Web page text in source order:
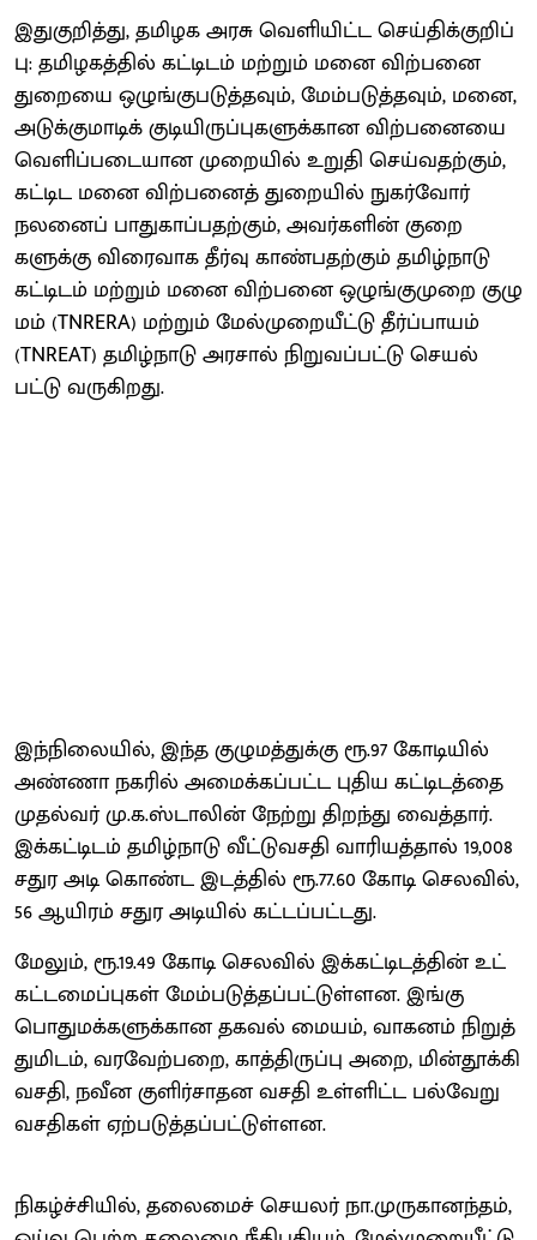
இதுகுறித்து, தமிழக அரசு வெளி​யிட்ட செய்​திக்​குறிப்​
பு: தமிழகத்​தில் கட்​டிடம் மற்​றும் மனை விற்​பனை
துறையை ஒழுங்​குபடுத்​த​வும், மேம்​படுத்​த​வும், மனை,
அடுக்​கு​மாடிக் குடி​யிருப்​பு​களுக்​கான விற்​பனையை
வெளிப்​படை​யான முறை​யில் உறு​தி​ செய்​வதற்​கும்,
கட்​டிட மனை விற்​பனைத் துறை​யில் நுகர்​வோர்
நலனைப் பாது​காப்​ப​தற்​கும், அவர்​களின் குறை​
களுக்கு விரை​வாக தீர்வு காண்​ப​தற்​கும் தமிழ்​நாடு
கட்​டிடம் மற்​றும் மனை விற்​பனை ஒழுங்​கு​முறை குழு​
மம் (TNRERA) மற்​றும் மேல்​முறை​யீட்டு தீர்ப்​பா​யம்
(TNREAT) தமிழ்​நாடு அரசால் நிறு​வப்​பட்டு செயல்​
பட்டு வரு​கிறது.
இந்​நிலை​யில், இந்த குழு​மத்​துக்கு ரூ.97 கோடி​யில்
அண்ணா நகரில் அமைக்​கப்​பட்ட புதிய கட்​டிடத்தை
முதல்​வர் மு.க.ஸ்​டா​லின் நேற்று திறந்து வைத்​தார்.
இக்​கட்​டிடம் தமிழ்​நாடு வீட்​டு​வசதி வாரி​யத்​தால் 19,008
சதுர அடி கொண்ட இடத்​தில் ரூ.77.60 கோடி செல​வில்,
56 ஆயிரம் சதுர அடி​யில் கட்​டப்​பட்​டது.
மேலும், ரூ.19.49 கோடி செல​வில் இக்​கட்​டிடத்​தின் உட்​
கட்​டமைப்​பு​கள் மேம்​படுத்​தப்​பட்​டுள்​ளன. இங்கு
பொது​மக்​களுக்​கான தகவல் மையம், வாக​னம் நிறுத்​
து​மிடம், வரவேற்​பறை, காத்​திருப்பு அறை, மின்​தூக்கி
வசதி, நவீன குளிர்​சாதன வசதி உள்​ளிட்ட பல்​வேறு
வசதி​கள் ஏற்​படுத்​தப்​பட்​டுள்​ளன.
நிகழ்ச்​சி​யில், தலை​மைச் செயலர் நா.​முரு​கானந்​தம்,